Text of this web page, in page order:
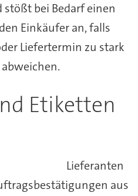
bei Bedarf einen
Einkäufer an, falls
Liefertermin zu stark
Etiketten
Lieferanten
aus